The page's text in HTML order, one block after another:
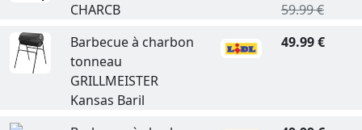
CHARCB
59.99 €
Barbecue à charbon
tonneau
GRILLMEISTER
Kansas Baril
49.99 €